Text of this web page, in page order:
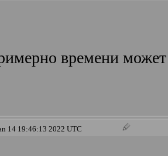
времени может
14 19:46:13 2022 UTC